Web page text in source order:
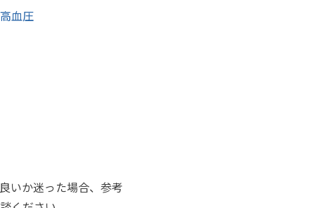
高血圧
いか迷った場合、参考